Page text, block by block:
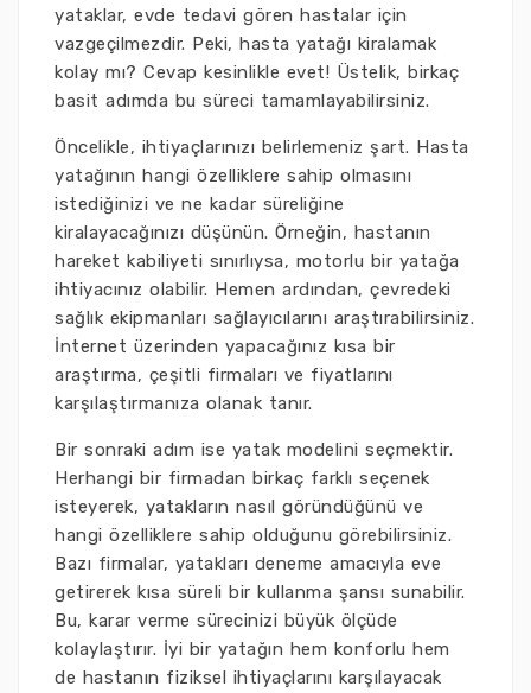
yataklar, evde tedavi gören hastalar için
vazgeçilmezdir. Peki, hasta yatağı kiralamak
kolay mı? Cevap kesinlikle evet! Üstelik, birkaç
basit adımda bu süreci tamamlayabilirsiniz.
Öncelikle, ihtiyaçlarınızı belirlemeniz şart. Hasta
yatağının hangi özelliklere sahip olmasını
istediğinizi ve ne kadar süreliğine
kiralayacağınızı düşünün. Örneğin, hastanın
hareket kabiliyeti sınırlıysa, motorlu bir yatağa
ihtiyacınız olabilir. Hemen ardından, çevredeki
sağlık ekipmanları sağlayıcılarını araştırabilirsiniz.
İnternet üzerinden yapacağınız kısa bir
araştırma, çeşitli firmaları ve fiyatlarını
karşılaştırmanıza olanak tanır.
Bir sonraki adım ise yatak modelini seçmektir.
Herhangi bir firmadan birkaç farklı seçenek
isteyerek, yatakların nasıl göründüğünü ve
hangi özelliklere sahip olduğunu görebilirsiniz.
Bazı firmalar, yatakları deneme amacıyla eve
getirerek kısa süreli bir kullanma şansı sunabilir.
Bu, karar verme sürecinizi büyük ölçüde
kolaylaştırır. İyi bir yatağın hem konforlu hem
de hastanın fiziksel ihtiyaçlarını karşılayacak